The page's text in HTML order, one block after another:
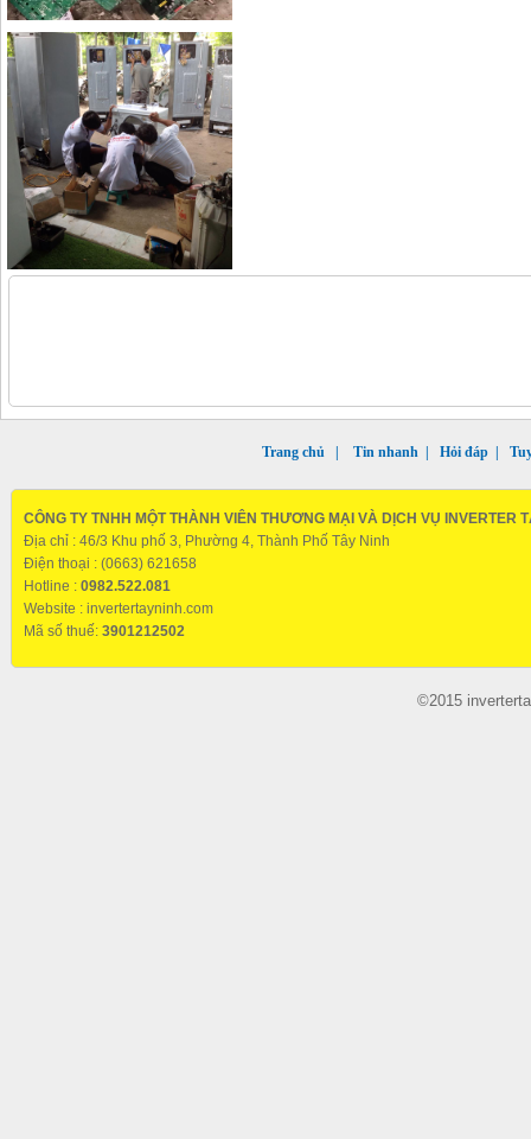
Trang chủ Tin nhanh Hỏi đáp
CÔNG TY TNHH MỘT THÀNH VIÊN THƯƠNG MẠI VÀ DỊCH VỤ INVERTER
Địa chỉ : 46/3 Khu phố 3, Phường 4, Thành Phố Tây Ninh
Điện thoại : (0663) 621658
Hotline : 0982.522.081
Website : invertertayninh.com
Mã số thuế: 3901212502
©2015